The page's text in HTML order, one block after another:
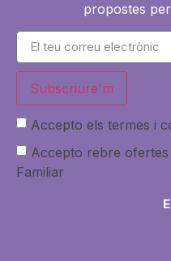
propostes
Subscriure'm
Accepto els termes i
Accepto rebre
Familiar